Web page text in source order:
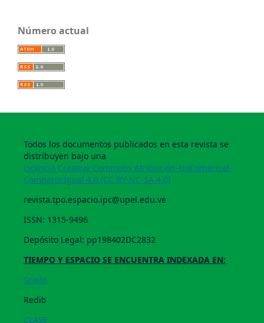
Número actual
Todos los documentos publicados en esta revista se
distribuyen bajo una
Licencia Creative Commons Atribución-NoComercial-
CompartirIgual 4.0 (CC BY-NC-SA 4.0)
revista.tpo.espacio.ipc@upel.edu.ve
ISSN: 1315-9496
Depósito Legal: pp198402DC2832
TIEMPO Y ESPACIO SE ENCUENTRA INDEXADA EN:
Scielo
Redib
CLASE